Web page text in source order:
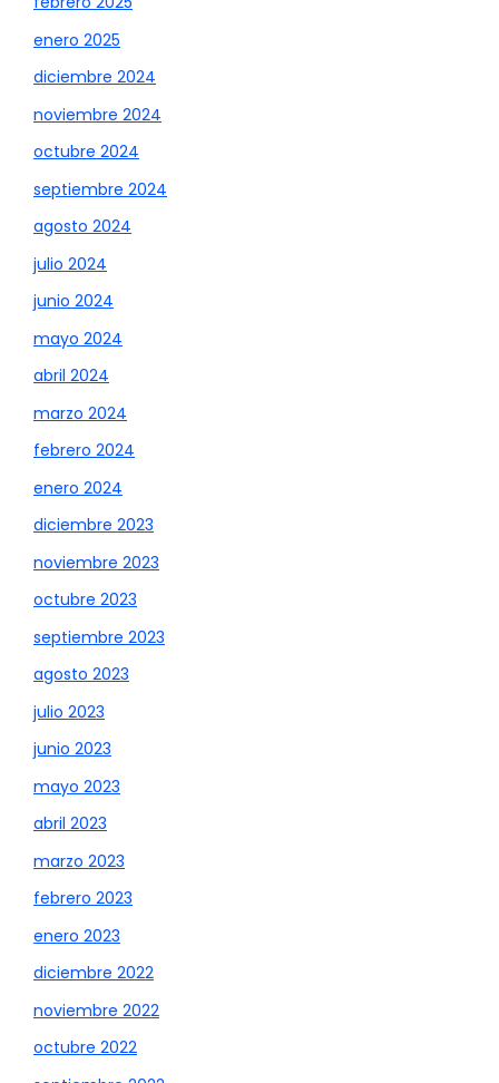
enero 2025
diciembre 2024
noviembre 2024
octubre 2024
septiembre 2024
agosto 2024
julio 2024
junio 2024
mayo 2024
abril 2024
marzo 2024
febrero 2024
enero 2024
diciembre 2023
noviembre 2023
octubre 2023
septiembre 2023
agosto 2023
julio 2023
junio 2023
mayo 2023
abril 2023
marzo 2023
febrero 2023
enero 2023
diciembre 2022
noviembre 2022
octubre 2022